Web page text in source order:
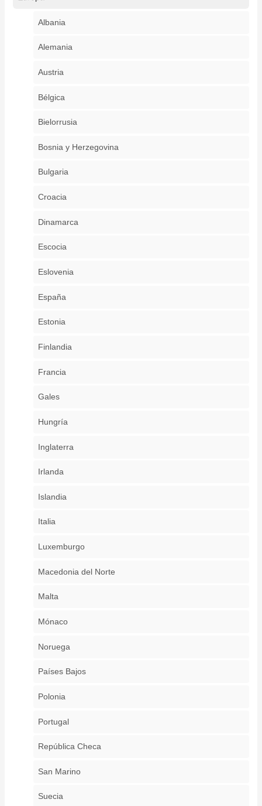
Albania
Alemania
Austria
Bélgica
Bielorrusia
Bosnia y Herzegovina
Bulgaria
Croacia
Dinamarca
Escocia
Eslovenia
España
Estonia
Finlandia
Francia
Gales
Hungría
Inglaterra
Irlanda
Islandia
Italia
Luxemburgo
Macedonia del Norte
Malta
Mónaco
Noruega
Países Bajos
Polonia
Portugal
República Checa
San Marino
Suecia